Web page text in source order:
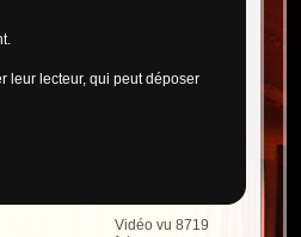
leur lecteur, qui peut déposer
Vidéo vu 8719